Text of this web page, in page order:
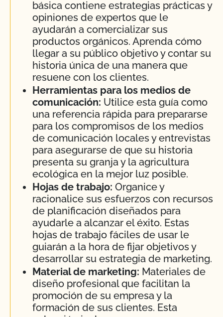
básica contiene estrategias prácticas y
opiniones de expertos que le
ayudarán a comercializar sus
productos orgánicos. Aprenda cómo
llegar a su público objetivo y contar su
historia única de una manera que
resuene con los clientes.
Herramientas para los medios de
comunicación: Utilice esta guía como
una referencia rápida para prepararse
para los compromisos de los medios
de comunicación locales y entrevistas
para asegurarse de que su historia
presenta su granja y la agricultura
ecológica en la mejor luz posible.
Hojas de trabajo: Organice y
racionalice sus esfuerzos con recursos
de planificación diseñados para
ayudarle a alcanzar el éxito. Estas
hojas de trabajo fáciles de usar le
guiarán a la hora de fijar objetivos y
desarrollar su estrategia de marketing.
Material de marketing: Materiales de
diseño profesional que facilitan la
promoción de su empresa y la
formación de sus clientes. Esta